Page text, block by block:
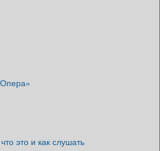
это и как слушать